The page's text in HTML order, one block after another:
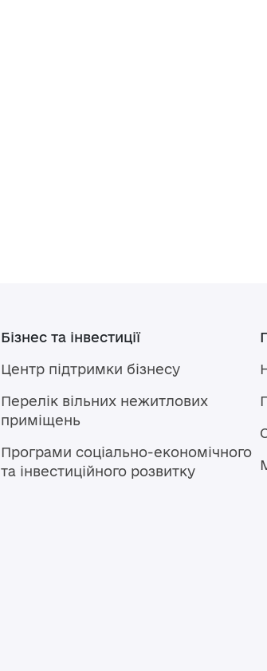
Бізнес та інвестиції
Центр підтримки бізнесу
Перелік вільних нежитлових
приміщень
Програми соціально-економічного
та інвестиційного розвитку